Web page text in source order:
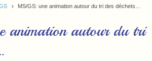
MS/GS: une animation autour du tri des déchets…
animation autour du tri